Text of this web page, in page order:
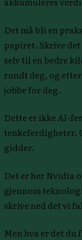
Det må bli en
papiret. Skrive
selv til en bedre
rundt deg, og
jobbe for deg.
Dette er ikke AI-
tenkeferdigheter.
gidder.
Det er her Nvidia
gjennom
skrive ned det vi
Men hva er det